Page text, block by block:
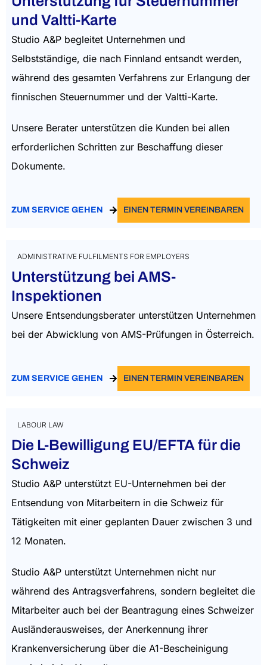
und Valtti-Karte
Studio A&P begleitet Unternehmen und
Selbstständige, die nach Finnland entsandt werden,
während des gesamten Verfahrens zur Erlangung der
finnischen Steuernummer und der Valtti-Karte.
Unsere Berater unterstützen die Kunden bei allen
erforderlichen Schritten zur Beschaffung dieser
Dokumente.
ZUM SERVICE GEHEN EINEN TERMIN VEREINBAREN
ADMINISTRATIVE FULFILMENTS FOR EMPLOYERS
Unterstützung bei AMS-
Inspektionen
Unsere Entsendungsberater unterstützen Unternehmen
bei der Abwicklung von AMS-Prüfungen in Österreich.
ZUM SERVICE GEHEN EINEN TERMIN VEREINBAREN
LABOUR LAW
Die L-Bewilligung EU/EFTA für die
Schweiz
Studio A&P unterstützt EU-Unternehmen bei der
Entsendung von Mitarbeitern in die Schweiz für
Tätigkeiten mit einer geplanten Dauer zwischen 3 und
12 Monaten.
Studio A&P unterstützt Unternehmen nicht nur
während des Antragsverfahrens, sondern begleitet die
Mitarbeiter auch bei der Beantragung eines Schweizer
Ausländerausweises, der Anerkennung ihrer
Krankenversicherung über die A1-Bescheinigung